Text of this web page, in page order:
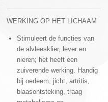
WERKING OP HET LICHAAM
Stimuleert de functies van
de alvleesklier, lever en
nieren; het heeft een
zuiverende werking. Handig
bij oedeem, jicht, artritis,
blaasontsteking, traag